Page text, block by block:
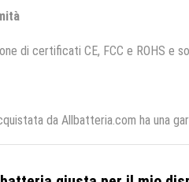
di certificati CE, FCC e ROHS e
da Allbatteria.com ha una